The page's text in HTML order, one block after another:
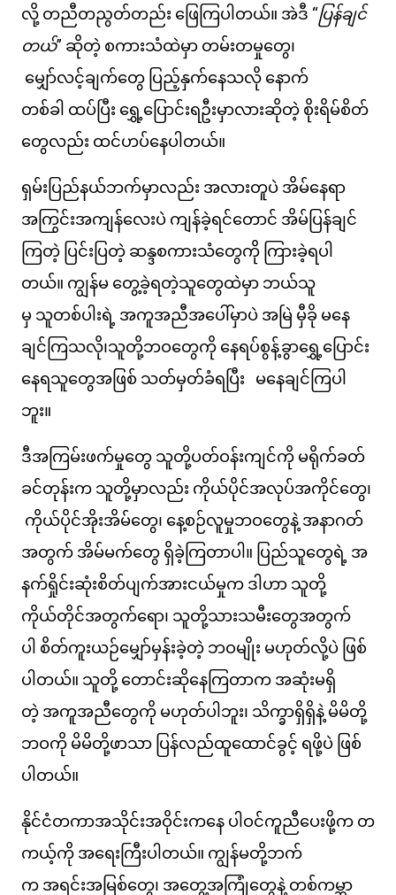
လို့ တညီတညွတ်တည်း ဖြေကြပါတယ်။ အဲဒီ “ပြန်ချင်
တယ်” ဆိုတဲ့ စကားသံထဲမှာ တမ်းတမှုတွေ၊
မျှော်လင့်ချက်တွေ ပြည့်နှက်နေသလို နောက်
တစ်ခါ ထပ်ပြီး ရွှေ့ပြောင်းရဦးမှာလားဆိုတဲ့ စိုးရိမ်စိတ်
တွေလည်း ထင်ဟပ်နေပါတယ်။
ရှမ်းပြည်နယ်ဘက်မှာလည်း အလားတူပဲ အိမ်နေရာ
အကြွင်းအကျန်လေးပဲ ကျန်ခဲ့ရင်တောင် အိမ်ပြန်ချင်
ကြတဲ့ ပြင်းပြတဲ့ ဆန္ဒစကားသံတွေကို ကြားခဲ့ရပါ
တယ်။ ကျွန်မ တွေ့ခဲ့ရတဲ့သူတွေထဲမှာ ဘယ်သူ
မှ သူတစ်ပါးရဲ့ အကူအညီအပေါ်မှာပဲ အမြဲ မှီခို မနေ
ချင်ကြသလို၊သူတို့ဘဝတွေကို နေရပ်စွန့်ခွာရွှေ့ပြောင်း
နေရသူတွေအဖြစ် သတ်မှတ်ခံရပြီး မနေချင်ကြပါ
ဘူး။
ဒီအကြမ်းဖက်မှုတွေ သူတို့ပတ်ဝန်းကျင်ကို မရိုက်ခတ်
ခင်တုန်းက သူတို့မှာလည်း ကိုယ်ပိုင်အလုပ်အကိုင်တွေ၊
ကိုယ်ပိုင်အိုးအိမ်တွေ၊ နေ့စဉ်လူမှုဘဝတွေနဲ့ အနာဂတ်
အတွက် အိမ်မက်တွေ ရှိခဲ့ကြတာပါ။ ပြည်သူတွေရဲ့ အ
နက်ရှိုင်းဆုံးစိတ်ပျက်အားငယ်မှုက ဒါဟာ သူတို့
ကိုယ်တိုင်အတွက်ရော၊ သူတို့သားသမီးတွေအတွက်
ပါ စိတ်ကူးယဉ်မျှော်မှန်းခဲ့တဲ့ ဘဝမျိုး မဟုတ်လို့ပဲ ဖြစ်
ပါတယ်။ သူတို့ တောင်းဆိုနေကြတာက အဆုံးမရှိ
တဲ့ အကူအညီတွေကို မဟုတ်ပါဘူး၊ သိက္ခာရှိရှိနဲ့ မိမိတို့
ဘဝကို မိမိတို့ဖာသာ ပြန်လည်ထူထောင်ခွင့် ရဖို့ပဲ ဖြစ်
ပါတယ်။
နိုင်ငံတကာအသိုင်းအဝိုင်းကနေ ပါဝင်ကူညီပေးဖို့က တ
ကယ့်ကို အရေးကြီးပါတယ်။ ကျွန်မတို့ဘက်
က အရင်းအမြစ်တွေ၊ အတွေ့အကြုံတွေနဲ့ တစ်ကမ္ဘာ